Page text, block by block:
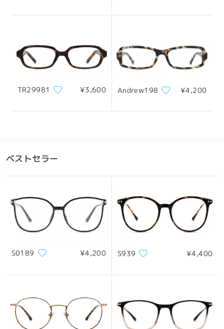
133mm/ 5.24in
138mm/5.43in
レンズ幅
52mm/ 2.05in
天地幅
ブリッジ幅
17mm/ 0.67in
四角顔 丸顔 ハート顔 ひし形の顔 卵型の顔
製品概要
TR29981 ¥3,600 Andrew198 ¥4,200
ベストセラー
S0189 ¥4,200 S939 ¥4,400